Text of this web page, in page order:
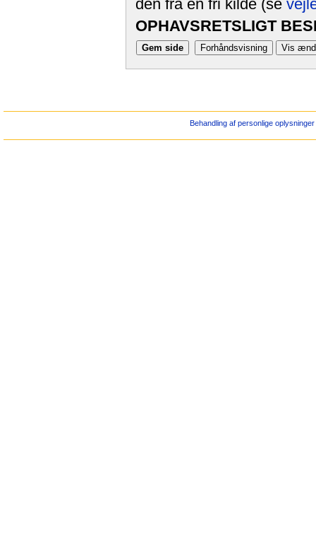
den fra en fri kilde (se
OPHAVSRETSLIGT
Behandling af personlige oplysninger